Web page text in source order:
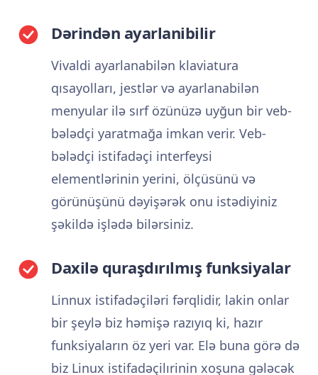
Dərindən ayarlanibilir
Vivaldi ayarlanabilən klaviatura
qısayolları, jestlər və ayarlanabilən
menyular ilə sırf özünüzə uyğun bir veb-
bələdçi yaratmağa imkan verir. Veb-
bələdçi istifadəçi interfeysi
elementlərinin yerini, ölçüsünü və
görünüşünü dəyişərək onu istədiyiniz
şəkildə işlədə bilərsiniz.
Daxilə quraşdırılmış funksiyalar
Linnux istifadəçiləri fərqlidir, lakin onlar
bir şeylə biz həmişə razıyıq ki, hazır
funksiyaların öz yeri var. Elə buna görə də
biz Linux istifadəçilırinin xoşuna gələcək